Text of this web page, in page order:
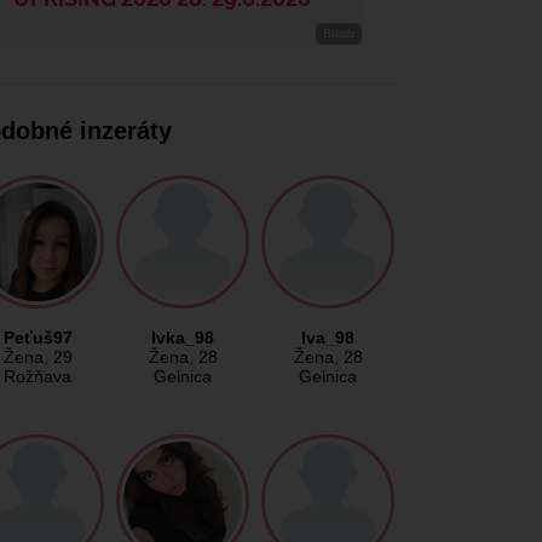
inzeráty
Peťuš97
Žena, 29
Rožňava
Ivka_98
Žena, 28
Gelnica
Iva_98
Žena, 28
Gelnica